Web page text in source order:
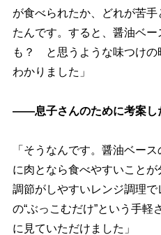
が食べられたか、どれが苦
たんです。すると、醤油ベ
も？ と思うような味つけの
わかりました」
――息子さんのために考案し
「そうなんです。醤油ベー
に肉となら食べやすいこと
調節がしやすいレンジ調理で
の“ぶっこむだけ”という手軽
に見ていただけました」